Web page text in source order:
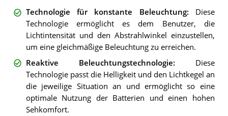
Technologie für konstante Beleuchtung: Diese
Technologie ermöglicht es dem Benutzer, die
Lichtintensität und den Abstrahlwinkel einzustellen,
um eine gleichmäßige Beleuchtung zu erreichen.
Reaktive Beleuchtungstechnologie: Diese
Technologie passt die Helligkeit und den Lichtkegel an
die jeweilige Situation an und ermöglicht so eine
optimale Nutzung der Batterien und einen hohen
Sehkomfort.